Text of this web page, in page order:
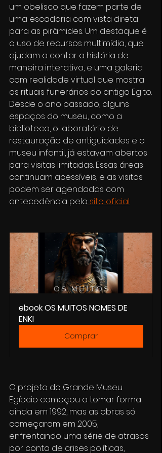
um obelisco que fazem parte de
uma escadaria com vista direta
para as pirâmides. Um destaque é
o uso de recursos multimídia, que
ajudam a contar a história de
maneira interativa, e uma galeria
com realidade virtual que mostra
os rituais funerários do antigo Egito.
Desde o ano passado, alguns
espaços do museu, como a
biblioteca, o laboratório de
restauração de antiguidades e o
museu infantil, já estavam abertos
para visitas limitadas. Essas áreas
continuam acessíveis, e as visitas
podem ser agendadas com
antecedência pelo site oficial.
ebook OS MUITOS NOMES DE
ENKI
Comprar
O projeto do Grande Museu
Egípcio começou a tomar forma
ainda em 1992, mas as obras só
começaram em 2005,
enfrentando uma série de atrasos
por conta de crises políticas,